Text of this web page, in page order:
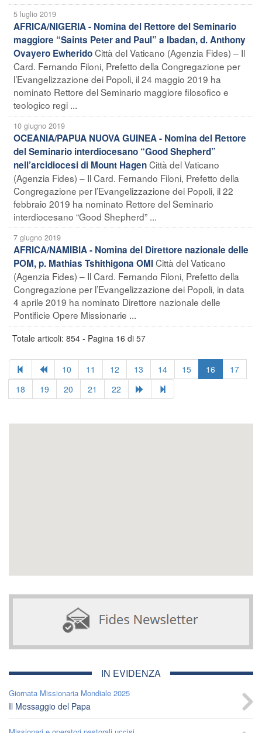
5 luglio 2019
AFRICA/NIGERIA - Nomina del Rettore del Seminario
maggiore “Saints Peter and Paul” a Ibadan, d. Anthony
Ovayero EwheridoCittà del Vaticano (Agenzia Fides) – Il
Card. Fernando Filoni, Prefetto della Congregazione per
l’Evangelizzazione dei Popoli, il 24 maggio 2019 ha
nominato Rettore del Seminario maggiore filosofico e
teologico regi ...
10 giugno 2019
OCEANIA/PAPUA NUOVA GUINEA - Nomina del Rettore
del Seminario interdiocesano “Good Shepherd”
nell’arcidiocesi di Mount HagenCittà del Vaticano
(Agenzia Fides) – Il Card. Fernando Filoni, Prefetto della
Congregazione per l’Evangelizzazione dei Popoli, il 22
febbraio 2019 ha nominato Rettore del Seminario
interdiocesano “Good Shepherd” ...
7 giugno 2019
AFRICA/NAMIBIA - Nomina del Direttore nazionale delle
POM, p. Mathias Tshithigona OMICittà del Vaticano
(Agenzia Fides) – Il Card. Fernando Filoni, Prefetto della
Congregazione per l’Evangelizzazione dei Popoli, in data
4 aprile 2019 ha nominato Direttore nazionale delle
Pontificie Opere Missionarie ...
Totale articoli: 854 - Pagina 16 di 57
10 11 12 13 14 15 16
17
18
19 20 21 22
IN EVIDENZA
Giornata Missionaria Mondiale 2025
Il Messaggio del Papa